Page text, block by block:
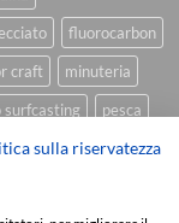
fluorocarbon
craft
minuteria
surfcasting
pesca
spinning
sulla riservatezza